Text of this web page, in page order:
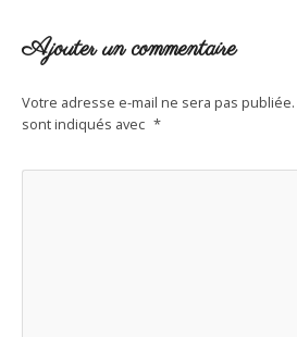
Ajouter un commentaire
Votre adresse e-mail ne sera pas publiée.
sont indiqués avec *